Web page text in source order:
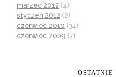
marzec 2012 (4)
styczeń 2012 (2)
czerwiec 2010 (34)
czerwiec 2009 (7)
OSTATNIE